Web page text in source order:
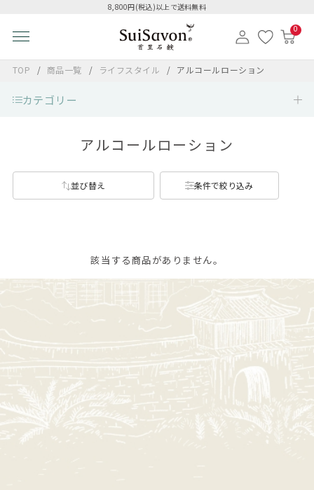
8,800円(税込)以上で送料無料
0
TOP 商品一覧 ライフスタイル アルコールローション
カテゴリー
アルコールローション
並び替え 条件で絞り込み
該当する商品がありません。